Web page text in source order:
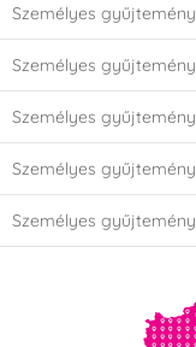
Személyes
Személyes
Személyes
Személyes
Személyes